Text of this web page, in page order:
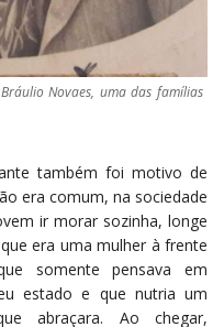
Novaes, uma das famílias
também foi motivo de
era comum, na sociedade
ir morar sozinha, longe
era uma mulher à frente
somente pensava em
estado e que nutria um
abraçara. Ao chegar,